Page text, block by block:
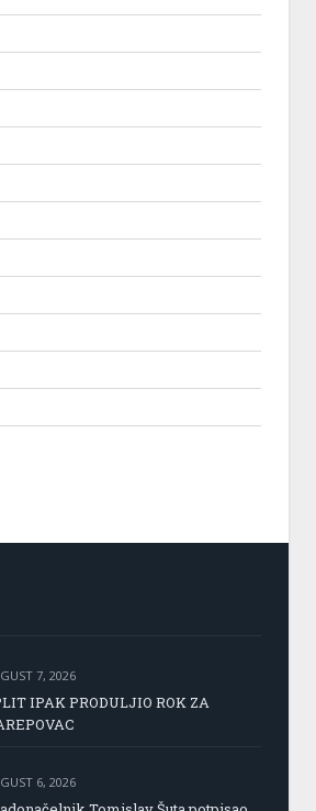
7, 2026
IPAK PRODULJIO ROK ZA
6, 2026